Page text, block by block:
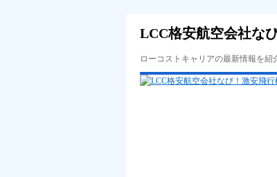
LCC格安航空会社な
ローコストキャリアの最新情報を